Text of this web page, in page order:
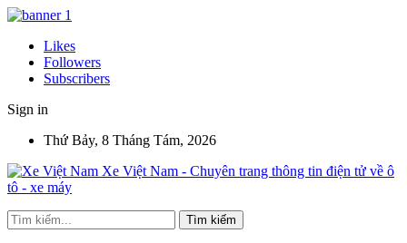
Likes
Followers
Subscribers
Sign in
Thứ Bảy, 8 Tháng Tám, 2026
Xe Việt Nam - Chuyên trang thông tin điện tử về ô
tô - xe máy